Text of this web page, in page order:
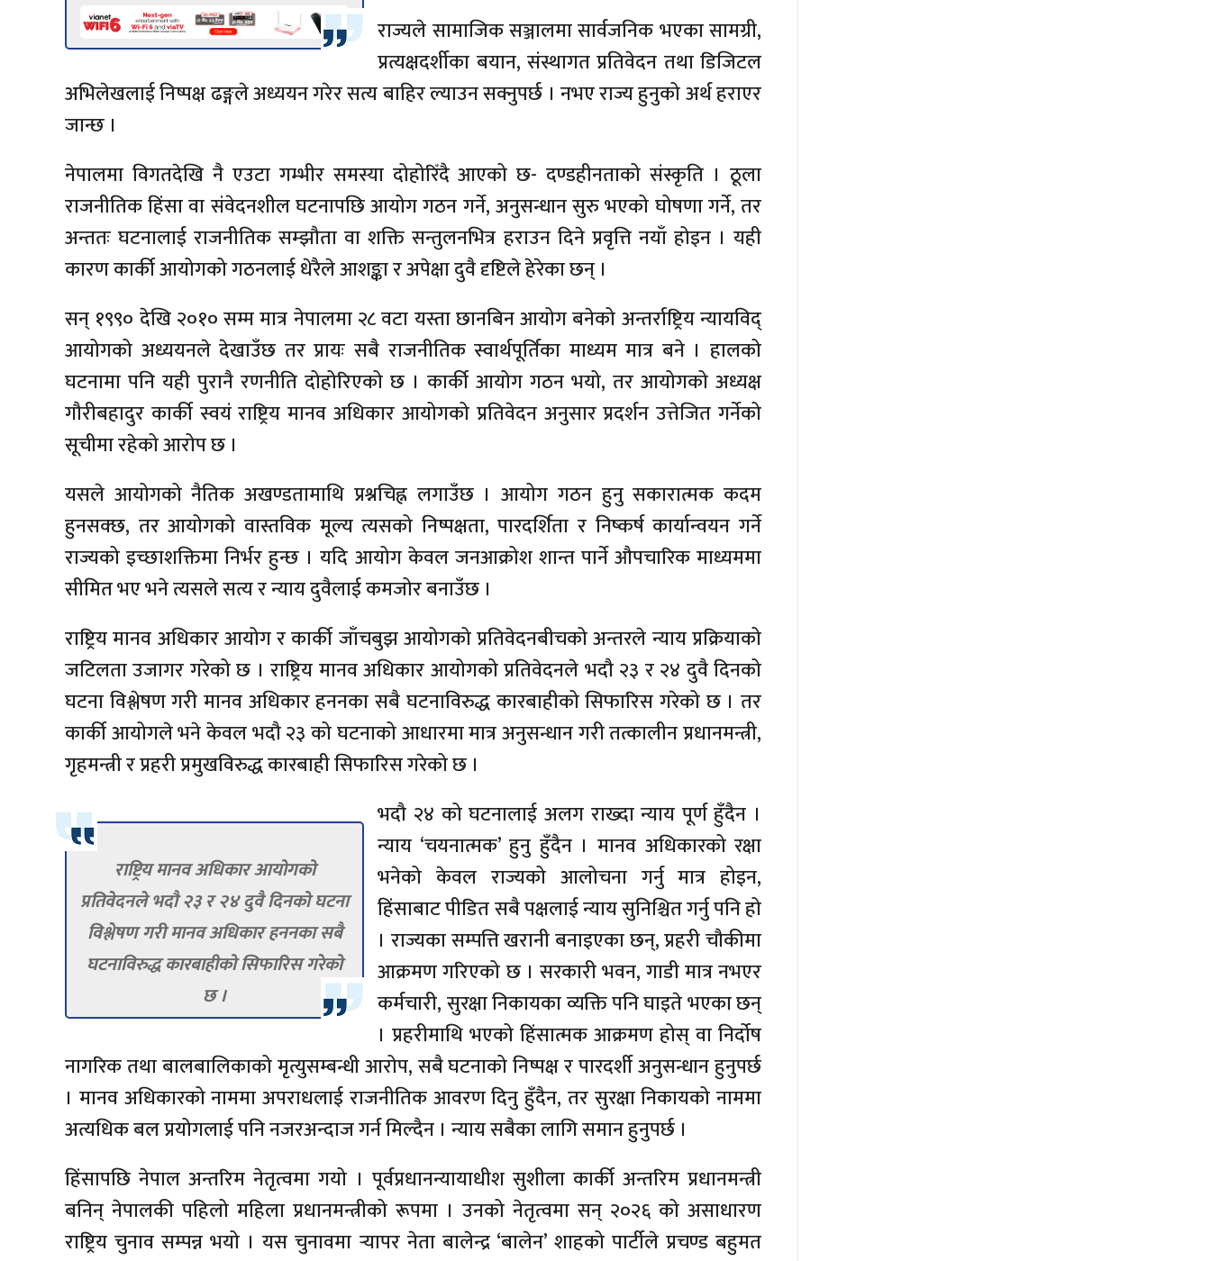
राज्यले सामाजिक सञ्जालमा सार्वजनिक भएका सामग्री,
प्रत्यक्षदर्शीका बयान, संस्थागत प्रतिवेदन तथा डिजिटल
अभिलेखलाई निष्पक्ष ढङ्गले अध्ययन गरेर सत्य बाहिर ल्याउन सक्नुपर्छ । नभए राज्य हुनुको अर्थ हराएर
जान्छ ।
नेपालमा विगतदेखि नै एउटा गम्भीर समस्या दोहोरिँदै आएको छ- दण्डहीनताको संस्कृति । ठूला
राजनीतिक हिंसा वा संवेदनशील घटनापछि आयोग गठन गर्ने, अनुसन्धान सुरु भएको घोषणा गर्ने, तर
अन्ततः घटनालाई राजनीतिक सम्झौता वा शक्ति सन्तुलनभित्र हराउन दिने प्रवृत्ति नयाँ होइन । यही
कारण कार्की आयोगको गठनलाई धेरैले आशङ्का र अपेक्षा दुवै दृष्टिले हेरेका छन् ।
सन् १९९० देखि २०१० सम्म मात्र नेपालमा २८ वटा यस्ता छानबिन आयोग बनेको अन्तर्राष्ट्रिय न्यायविद्
आयोगको अध्ययनले देखाउँछ तर प्रायः सबै राजनीतिक स्वार्थपूर्तिका माध्यम मात्र बने । हालको
घटनामा पनि यही पुरानै रणनीति दोहोरिएको छ । कार्की आयोग गठन भयो, तर आयोगको अध्यक्ष
गौरीबहादुर कार्की स्वयं राष्ट्रिय मानव अधिकार आयोगको प्रतिवेदन अनुसार प्रदर्शन उत्तेजित गर्नेको
सूचीमा रहेको आरोप छ ।
यसले आयोगको नैतिक अखण्डतामाथि प्रश्नचिह्न लगाउँछ । आयोग गठन हुनु सकारात्मक कदम
हुनसक्छ, तर आयोगको वास्तविक मूल्य त्यसको निष्पक्षता, पारदर्शिता र निष्कर्ष कार्यान्वयन गर्ने
राज्यको इच्छाशक्तिमा निर्भर हुन्छ । यदि आयोग केवल जनआक्रोश शान्त पार्ने औपचारिक माध्यममा
सीमित भए भने त्यसले सत्य र न्याय दुवैलाई कमजोर बनाउँछ ।
राष्ट्रिय मानव अधिकार आयोग र कार्की जाँचबुझ आयोगको प्रतिवेदनबीचको अन्तरले न्याय प्रक्रियाको
जटिलता उजागर गरेको छ । राष्ट्रिय मानव अधिकार आयोगको प्रतिवेदनले भदौ २३ र २४ दुवै दिनको
घटना विश्लेषण गरी मानव अधिकार हननका सबै घटनाविरुद्ध कारबाहीको सिफारिस गरेको छ । तर
कार्की आयोगले भने केवल भदौ २३ को घटनाको आधारमा मात्र अनुसन्धान गरी तत्कालीन प्रधानमन्त्री,
गृहमन्त्री र प्रहरी प्रमुखविरुद्ध कारबाही सिफारिस गरेको छ ।
राष्ट्रिय मानव अधिकार आयोगको
प्रतिवेदनले भदौ २३ र २४ दुवै दिनको घटना
विश्लेषण गरी मानव अधिकार हननका सबै
घटनाविरुद्ध कारबाहीको सिफारिस गरेको
छ ।
भदौ २४ को घटनालाई अलग राख्दा न्याय पूर्ण हुँदैन ।
न्याय ‘चयनात्मक’ हुनु हुँदैन । मानव अधिकारको रक्षा
भनेको केवल राज्यको आलोचना गर्नु मात्र होइन,
हिंसाबाट पीडित सबै पक्षलाई न्याय सुनिश्चित गर्नु पनि हो
। राज्यका सम्पत्ति खरानी बनाइएका छन्, प्रहरी चौकीमा
आक्रमण गरिएको छ । सरकारी भवन, गाडी मात्र नभएर
कर्मचारी, सुरक्षा निकायका व्यक्ति पनि घाइते भएका छन्
। प्रहरीमाथि भएको हिंसात्मक आक्रमण होस् वा निर्दोष
नागरिक तथा बालबालिकाको मृत्युसम्बन्धी आरोप, सबै घटनाको निष्पक्ष र पारदर्शी अनुसन्धान हुनुपर्छ
। मानव अधिकारको नाममा अपराधलाई राजनीतिक आवरण दिनु हुँदैन, तर सुरक्षा निकायको नाममा
अत्यधिक बल प्रयोगलाई पनि नजरअन्दाज गर्न मिल्दैन । न्याय सबैका लागि समान हुनुपर्छ ।
हिंसापछि नेपाल अन्तरिम नेतृत्वमा गयो । पूर्वप्रधानन्यायाधीश सुशीला कार्की अन्तरिम प्रधानमन्त्री
बनिन् नेपालकी पहिलो महिला प्रधानमन्त्रीको रूपमा । उनको नेतृत्वमा सन् २०२६ को असाधारण
राष्ट्रिय चुनाव सम्पन्न भयो । यस चुनावमा र्‍यापर नेता बालेन्द्र ‘बालेन’ शाहको पार्टीले प्रचण्ड बहुमत